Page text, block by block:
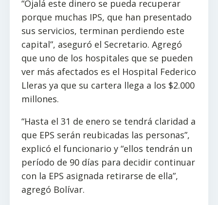
“Ojalá este dinero se pueda recuperar
porque muchas IPS, que han presentado
sus servicios, terminan perdiendo este
capital”, aseguró el Secretario. Agregó
que uno de los hospitales que se pueden
ver más afectados es el Hospital Federico
Lleras ya que su cartera llega a los $2.000
millones.
“Hasta el 31 de enero se tendrá claridad a
que EPS serán reubicadas las personas”,
explicó el funcionario y “ellos tendrán un
período de 90 días para decidir continuar
con la EPS asignada retirarse de ella”,
agregó Bolívar.